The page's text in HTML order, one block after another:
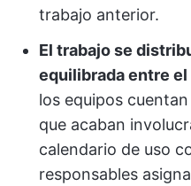
trabajo anterior.
El trabajo se
equilibrada entre el
los equipos
que acaban
calendario de uso
responsables